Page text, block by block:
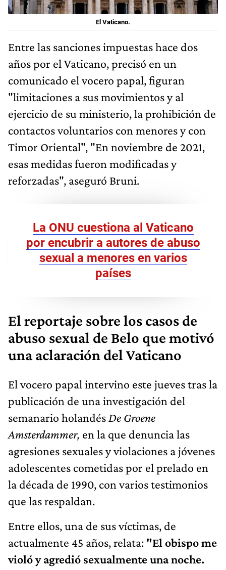
El Vaticano.
Entre las sanciones impuestas hace dos
años por el Vaticano, precisó en un
comunicado el vocero papal, figuran
"limitaciones a sus movimientos y al
ejercicio de su ministerio, la prohibición de
contactos voluntarios con menores y con
Timor Oriental", "En noviembre de 2021,
esas medidas fueron modificadas y
reforzadas", aseguró Bruni.
La ONU cuestiona al Vaticano
por encubrir a autores de abuso
sexual a menores en varios
países
El reportaje sobre los casos de
abuso sexual de Belo que motivó
una aclaración del Vaticano
El vocero papal intervino este jueves tras la
publicación de una investigación del
semanario holandés De Groene
Amsterdammer, en la que denuncia las
agresiones sexuales y violaciones a jóvenes
adolescentes cometidas por el prelado en
la década de 1990, con varios testimonios
que las respaldan.
Entre ellos, una de sus víctimas, de
actualmente 45 años, relata: "El obispo me
violó y agredió sexualmente una noche.